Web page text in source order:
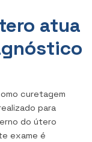
atua
curetagem
para
do útero
exame é